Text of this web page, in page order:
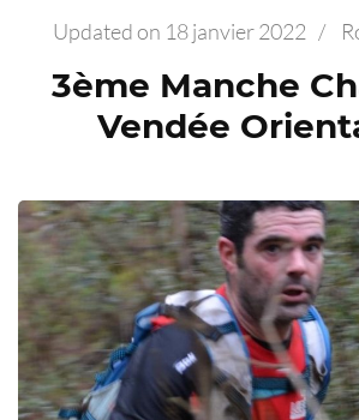
Updated on 18 janvier 2022 /
3ème Manche
Vendée